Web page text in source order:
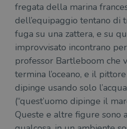
fregata della marina
dell’equipaggio tentano di
fuga su una zattera, e su
improvvisato incontrano
professor Bartleboom che
termina l’oceano, e il
dipinge usando solo
(“quest’uomo dipinge il
Queste e altre figure sono